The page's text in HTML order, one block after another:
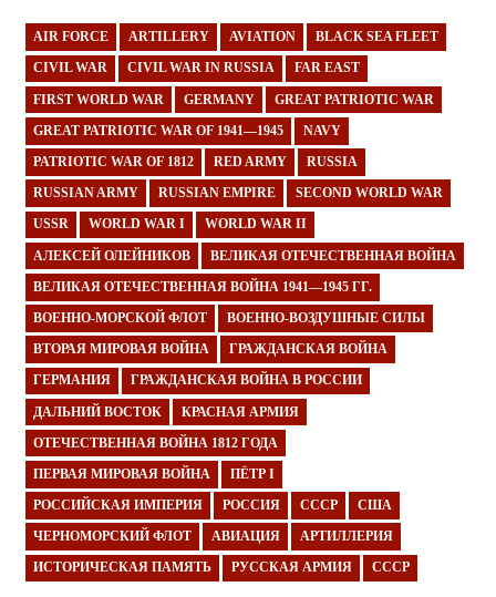
AIR FORCE ARTILLERY AVIATION BLACK SEA FLEET
CIVIL WAR CIVIL WAR IN RUSSIA FAR EAST
FIRST WORLD WAR GERMANY GREAT PATRIOTIC WAR
GREAT PATRIOTIC WAR OF 1941—1945 NAVY
PATRIOTIC WAR OF 1812 RED ARMY RUSSIA
RUSSIAN ARMY RUSSIAN EMPIRE SECOND WORLD WAR
USSR WORLD WAR I WORLD WAR II
АЛЕКСЕЙ ОЛЕЙНИКОВ ВЕЛИКАЯ ОТЕЧЕСТВЕННАЯ ВОЙНА
ВЕЛИКАЯ ОТЕЧЕСТВЕННАЯ ВОЙНА 1941—1945 ГГ.
ВОЕННО-МОРСКОЙ ФЛОТ ВОЕННО-ВОЗДУШНЫЕ СИЛЫ
ВТОРАЯ МИРОВАЯ ВОЙНА ГРАЖДАНСКАЯ ВОЙНА
ГЕРМАНИЯ ГРАЖДАНСКАЯ ВОЙНА В РОССИИ
ДАЛЬНИЙ ВОСТОК КРАСНАЯ АРМИЯ
ОТЕЧЕСТВЕННАЯ ВОЙНА 1812 ГОДА
ПЕРВАЯ МИРОВАЯ ВОЙНА ПЁТР I
РОССИЙСКАЯ ИМПЕРИЯ РОССИЯ СССР США
ЧЕРНОМОРСКИЙ ФЛОТ АВИАЦИЯ АРТИЛЛЕРИЯ
ИСТОРИЧЕСКАЯ ПАМЯТЬ РУССКАЯ АРМИЯ СССР